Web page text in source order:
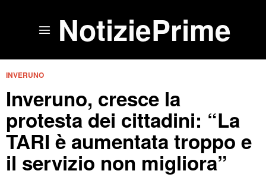
NotiziePrime
INVERUNO
Inveruno, cresce la
protesta dei cittadini: “La
TARI è aumentata troppo e
il servizio non migliora”